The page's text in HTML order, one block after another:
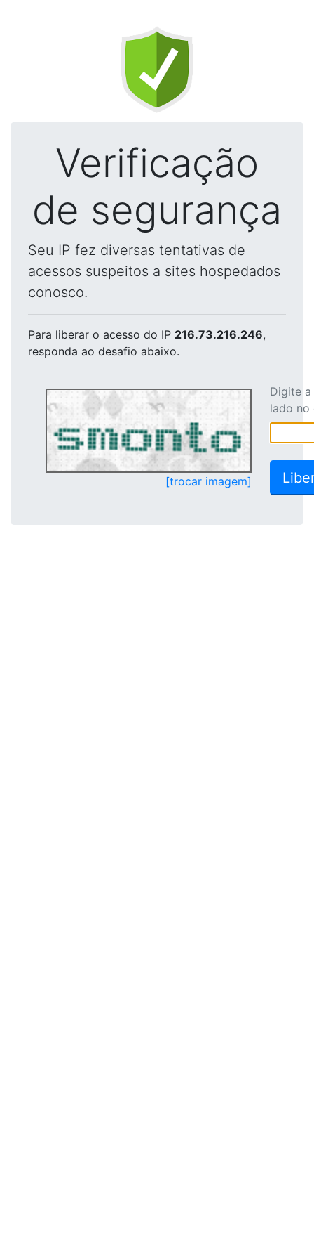
Verificação
de segurança
Seu IP fez diversas tentativas de
acessos suspeitos a sites hospedados
conosco.
Para liberar o acesso do IP 216.73.216.246,
responda ao desafio abaixo.
[trocar imagem]
Digite
lado no